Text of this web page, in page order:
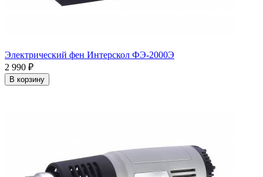
Электрический фен Интерскол ФЭ-2000Э
2 990 ₽
В корзину